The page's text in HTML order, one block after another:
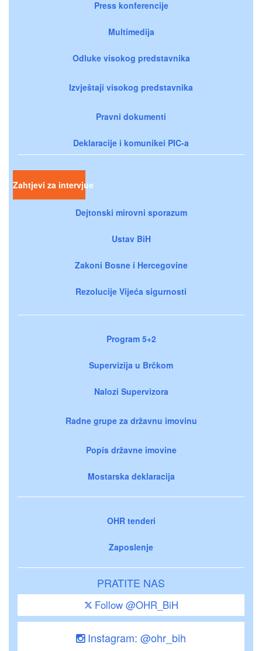
Press konferencije
Multimedija
Odluke visokog predstavnika
Izvještaji visokog predstavnika
Pravni dokumenti
Deklaracije i komunikei PIC-a
Zahtjevi za intervjue
Dejtonski mirovni sporazum
Ustav BiH
Zakoni Bosne i Hercegovine
Rezolucije Vijeća sigurnosti
Program 5+2
Supervizija u Brčkom
Nalozi Supervizora
Radne grupe za državnu imovinu
Popis državne imovine
Mostarska deklaracija
OHR tenderi
Zaposlenje
PRATITE NAS
Follow @OHR_BiH
Instagram: @ohr_bih